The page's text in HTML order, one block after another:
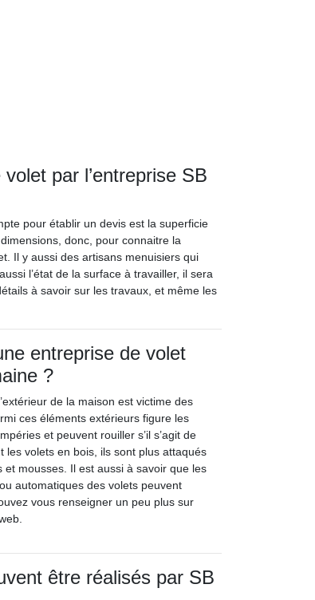
par l’entreprise SB
pour établir un devis est la superficie
donc, pour connaitre la
Il y aussi des artisans menuisiers qui
l’état de la surface à travailler, il sera
à savoir sur les travaux, et même les
entreprise de volet
?
de la maison est victime des
ces éléments extérieurs figure les
et peuvent rouiller s’il s’agit de
les volets en bois, ils sont plus attaqués
et mousses. Il est aussi à savoir que les
automatiques des volets peuvent
vous renseigner un peu plus sur
être réalisés par SB